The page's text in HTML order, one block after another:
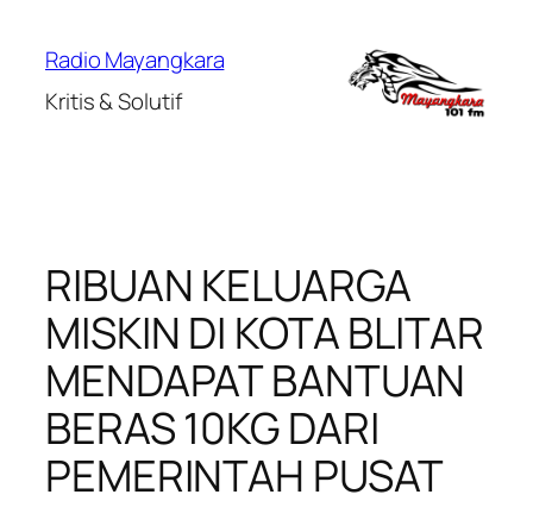
Radio Mayangkara
Kritis & Solutif
RIBUAN KELUARGA
MISKIN DI KOTA BLITAR
MENDAPAT BANTUAN
BERAS 10KG DARI
PEMERINTAH PUSAT